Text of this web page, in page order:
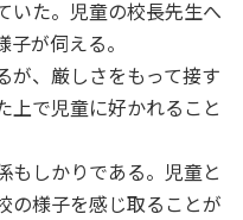
いた。児童の校長先生へ
が伺える。
が、厳しさをもって接す
上で児童に好かれること
もしかりである。児童と
の様子を感じ取ることが